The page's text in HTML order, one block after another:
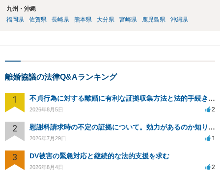
九州・沖縄
福岡県
佐賀県 長崎県 熊本県 大分県 宮崎県 鹿児島県 沖縄県
離婚協議の法律Q&Aランキング
1 不貞行為に対する離婚に有利な証拠収集方法と法的手続きについて
2026年8月5日 2
2 慰謝料請求時の不定の証拠について。効力があるのか知りたい。
2026年7月29日 1
3 DV被害の緊急対応と継続的な法的支援を求む
2026年8月4日 2